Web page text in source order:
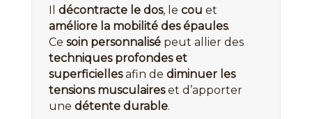
décontracte le dos, le cou et
améliore la mobilité des épaules.
Ce soin personnalisépeut allier des
techniques profondes et
superficiellesafin de diminuer les
tensions musculaireset d’apporter
une détente durable.